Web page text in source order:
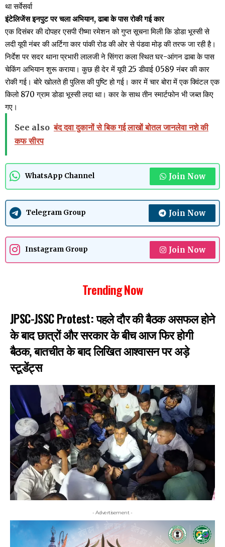
था सर्वेसर्वा
इंटेलिजेंस इनपुट पर चला अभियान, ढाबा के पास रोकी गई कार
एक दिसंबर की दोपहर एसपी रीष्मा रमेशन को गुप्त सूचना मिली कि डोडा भूस्सी से
लदी यूपी नंबर की अर्टिगा कार पांकी रोड की ओर से पंडवा मोड़ की तरफ जा रही है।
निर्देश पर सदर थाना प्रभारी लालजी ने सिंगरा कला स्थित घर-आंगन ढाबा के पास
चेकिंग अभियान शुरू कराया। कुछ ही देर में यूपी 25 डीवाई 0589 नंबर की कार
रोकी गई। बोरे खोलते ही पुलिस की पुष्टि हो गई। कार में चार बोरा में एक क्विंटल एक
किलो 870 ग्राम डोडा भूस्सी लदा था। कार के साथ तीन स्मार्टफोन भी जब्त किए
गए।
See also बंद दवा दुकानों से बिक गई लाखों बोतल जानलेवा नशे की
कफ सीरप
WhatsApp Channel Join Now
Telegram Group Join Now
Instagram Group Join Now
Trending Now
JPSC-JSSC Protest: पहले दौर की बैठक असफल होने
के बाद छात्रों और सरकार के बीच आज फिर होगी
बैठक, बातचीत के बाद लिखित आश्वासन पर अड़े
स्टूडेंट्स
- Advertisement -